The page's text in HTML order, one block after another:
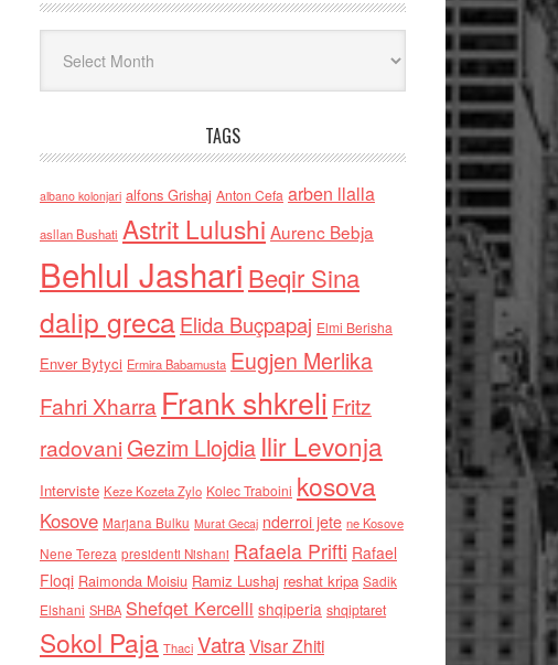
TAGS
albano kolonjari alfons Grishaj Anton Cefa arben llalla
asllan Bushati Astrit Lulushi Aurenc Bebja
Behlul Jashari Beqir Sina
dalip grecaElida Buçpapaj Elmi Berisha
Enver Bytyci Ermira Babamusta Eugjen Merlika
Fahri Xharra Frank shkreli Fritz
radovaniGezim Llojdia Ilir Levonja
Interviste Keze Kozeta Zylo Kolec Traboini kosova
Kosove Marjana Bulku Murat Gecaj nderroi jete ne Kosove
Nene Tereza presidenti Nishani Rafaela Prifti Rafael
Floqi Raimonda Moisiu Ramiz Lushaj reshat kripa Sadik
Elshani SHBA Shefqet Kercelli shqiperia shqiptaret
Sokol Paja Thaci VatraVisar Zhiti